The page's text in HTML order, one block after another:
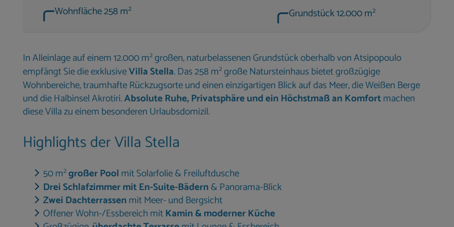
Wohnfläche 258 m2 Grundstück 12.000 m2
In Alleinlage auf einem 12.000 m2großen, naturbelassenen Grundstück oberhalb von Atsipopoulo
empfängt Sie die exklusiveVilla Stella. Das 258 m2große Natursteinhaus bietet großzügige
Wohnbereiche, traumhafte Rückzugsorte und einen einzigartigen Blick auf das Meer, die Weißen Berge
und die Halbinsel Akrotiri.Absolute Ruhe, Privatsphäre und ein Höchstmaß an Komfortmachen
diese Villa zu einem besonderen Urlaubsdomizil.
Highlights der Villa Stella
50 m2großer Poolmit Solarfolie & Freiluftdusche
Drei Schlafzimmer mit En-Suite-Bädern& Panorama-Blick
Zwei Dachterrassenmit Meer- und Bergsicht
Offener Wohn-/Essbereich mitKamin & moderner Küche